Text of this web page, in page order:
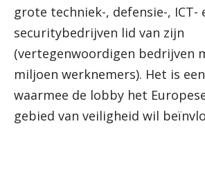
grote techniek-, defensie-, ICT-
securitybedrijven lid van zijn
(vertegenwoordigen bedrijven
miljoen werknemers). Het is een
waarmee de lobby het
gebied van veiligheid wil